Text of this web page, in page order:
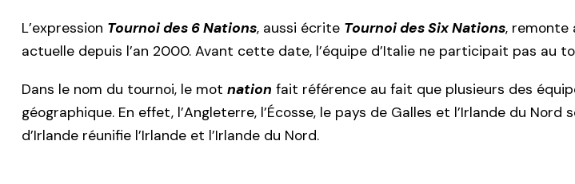
L’expression Tournoi des 6 Nations, aussi écrite Tournoi des Six Nations, remonte
actuelle depuis l’an 2000. Avant cette date, l’équipe d’Italie ne participait pas au
Dans le nom du tournoi, le mot nation fait référence au fait que plusieurs des
géographique. En effet, l’Angleterre, l’Écosse, le pays de Galles et l’Irlande du
d’Irlande réunifie l’Irlande et l’Irlande du Nord.